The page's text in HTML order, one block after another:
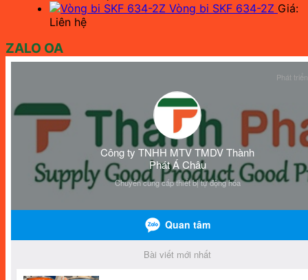
Vòng bi SKF 634-2Z Giá:
Liên hệ
ZALO OA